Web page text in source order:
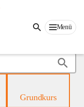
Menü
Grundkurs